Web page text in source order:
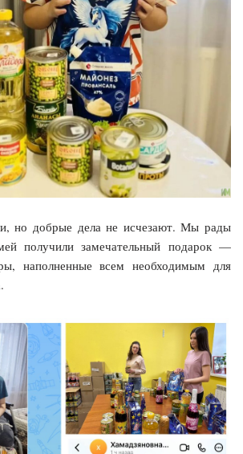
но добрые дела не исчезают. Мы рады
получили замечательный подарок —
наполненные всем необходимым для